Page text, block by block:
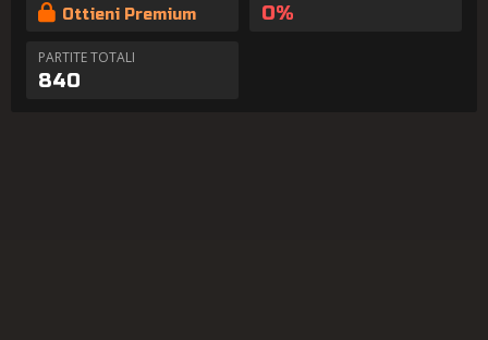
Ottieni Premium
0%
PARTITE TOTALI
840